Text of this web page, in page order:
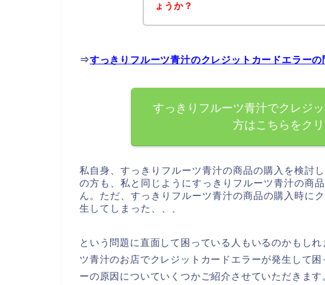
ょうか？
⇒すっきりフルーツ青汁のクレジットカードエラー
すっきりフルーツ青汁でクレジ
方はこちらをク
私自身、すっきりフルーツ青汁の商品の購入を検討
の方も、私と同じようにすっきりフルーツ青汁の商
ん。ただ、すっきりフルーツ青汁の商品の購入時に
生してしまった、、、
という問題に直面して困っている人もいるのかもし
ツ青汁のお店でクレジットカードエラーが発生して
ーの原因についていくつかご紹介させていただきます